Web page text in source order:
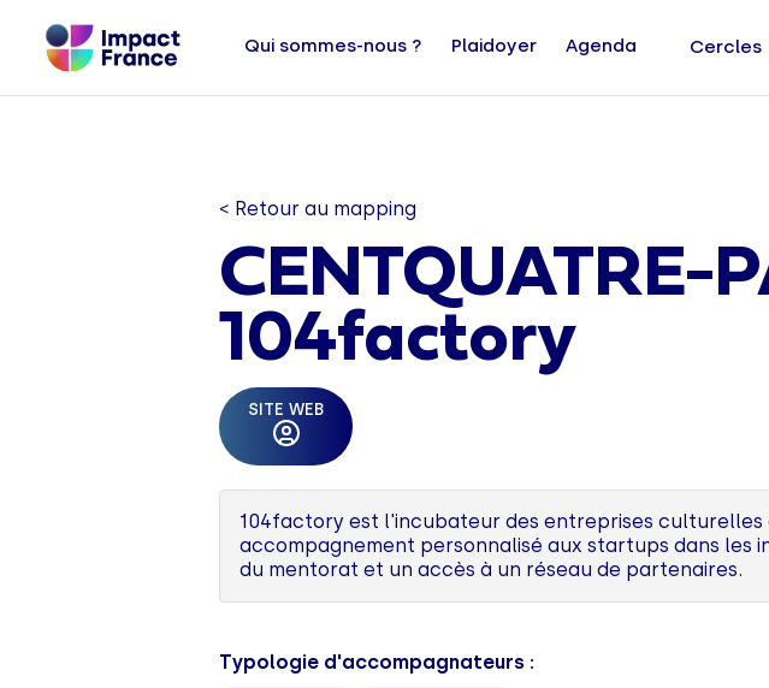
Qui sommes-nous ? Plaidoyer Agenda Cercles
< Retour au mapping
CENTQUATRE-
104factory
SITE WEB
104factory est l'incubateur des entreprises culturelles
accompagnement personnalisé aux startups dans les
du mentorat et un accès à un réseau de partenaires.
Typologie d'accompagnateurs :